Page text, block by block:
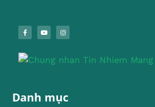
Danh mục